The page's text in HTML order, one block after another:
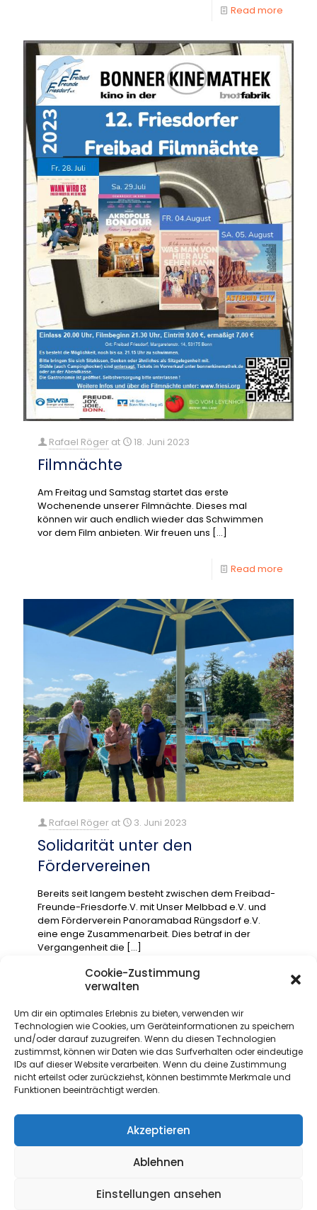
Cookie-Zustimmung
verwalten
Um dir ein optimales Erlebnis zu bieten, verwenden wir
Technologien wie Cookies, um Geräteinformationen zu speichern
und/oder darauf zuzugreifen. Wenn du diesen Technologien
zustimmst, können wir Daten wie das Surfverhalten oder eindeutige
IDs auf dieser Website verarbeiten. Wenn du deine Zustimmung
nicht erteilst oder zurückziehst, können bestimmte Merkmale und
Funktionen beeinträchtigt werden.
Akzeptieren
Ablehnen
Einstellungen ansehen
Read more
Rafael Röger at 18. Juni 2023
Filmnächte
Am Freitag und Samstag startet das erste
Wochenende unserer Filmnächte. Dieses mal
können wir auch endlich wieder das Schwimmen
vor dem Film anbieten. Wir freuen uns […]
Read more
Rafael Röger at 3. Juni 2023
Solidarität unter den
Fördervereinen
Bereits seit langem besteht zwischen dem Freibad-
Freunde-Friesdorfe.V. mit Unser Melbbad e.V. und
dem Förderverein Panoramabad Rüngsdorf e.V.
eine enge Zusammenarbeit. Dies betraf in der
Vergangenheit die […]
(c) by Freibad Freunde Friesdorf